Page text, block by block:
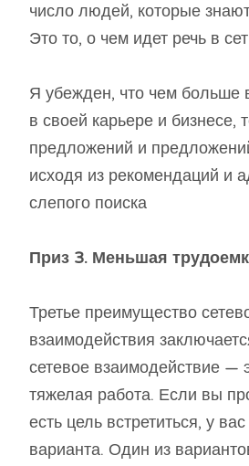
число людей, которые
Это то, о чем идет речь в
Я убежден, что чем больше
в своей карьере и бизнесе,
предложений и
исходя из рекомендаций и
слепого поиска
Приз 3. Меньшая
Третье преимущество
взаимодействия
сетевое взаимодействие —
тяжелая работа. Если вы
есть цель встретиться, у
варианта. Один из